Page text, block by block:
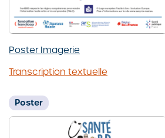
Poster Imagerie
Transcription textuelle
Poster